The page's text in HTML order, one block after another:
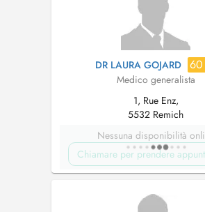
DR LAURA GOJARD 60
Medico generalista
1, Rue Enz,
5532 Remich
Nessuna disponibilità
Chiamare per prendere